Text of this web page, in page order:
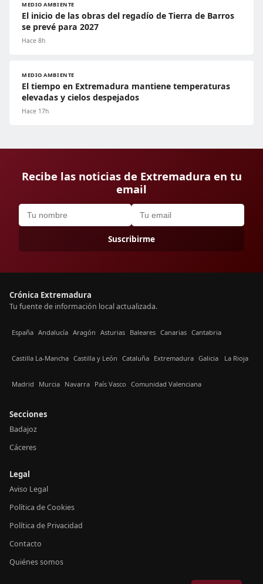
MEDIO AMBIENTE
El inicio de las obras del regadío de Tierra de Barros
se prevé para 2027
Hace 8h
MEDIO AMBIENTE
El tiempo en Extremadura mantiene temperaturas
elevadas y cielos despejados
Hace 17h
Recibe las noticias de Extremadura en tu
email
Suscribirme
Crónica Extremadura
Tu fuente de información local actualizada.
España Andalucía Aragón Asturias Baleares Canarias Cantabria
Castilla La-Mancha Castilla y León Cataluña Extremadura Galicia La Rioja
Madrid Murcia Navarra País Vasco Comunidad Valenciana
Secciones
Badajoz
Cáceres
Legal
Aviso Legal
Política de Cookies
Política de Privacidad
Contacto
Quiénes somos